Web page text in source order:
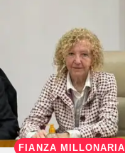
FIANZA MILLONARIA